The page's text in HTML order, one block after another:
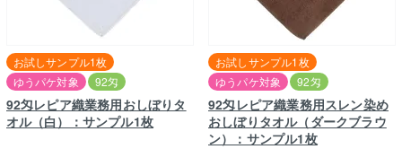
92匁レピア織業務用おしぼりタ
オル（白）：サンプル1枚
お試しサンプル1枚
ゆうパケ対象
92匁
92匁レピア織業務用スレン染め
おしぼりタオル（ダークブラウ
ン）：サンプル1枚
お試しサンプル1枚
ゆうパケ対象
92匁